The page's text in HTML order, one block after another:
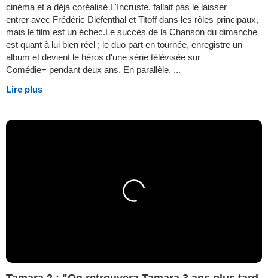
cinéma et a déjà coréalisé L'Incruste, fallait pas le laisser
entrer avec Frédéric Diefenthal et Titoff dans les rôles principaux,
mais le film est un échec.Le succès de la Chanson du dimanche
est quant à lui bien réel ; le duo part en tournée, enregistre un
album et devient le héros d'une série télévisée sur
Comédie+ pendant deux ans. En parallèle, ...
Lire plus